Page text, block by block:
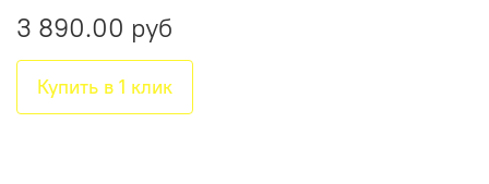
3 890.00 руб
Купить в 1 клик